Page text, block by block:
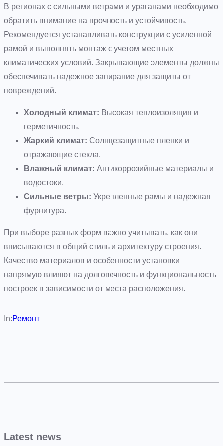
В регионах с сильными ветрами и ураганами необходимо
обратить внимание на прочность и устойчивость.
Рекомендуется устанавливать конструкции с усиленной
рамой и выполнять монтаж с учетом местных
климатических условий. Закрывающие элементы должны
обеспечивать надежное запирание для защиты от
повреждений.
Холодный климат: Высокая теплоизоляция и
герметичность.
Жаркий климат: Солнцезащитные пленки и
отражающие стекла.
Влажный климат: Антикоррозийные материалы и
водостоки.
Сильные ветры: Укрепленные рамы и надежная
фурнитура.
При выборе разных форм важно учитывать, как они
вписываются в общий стиль и архитектуру строения.
Качество материалов и особенности установки
напрямую влияют на долговечность и функциональность
построек в зависимости от места расположения.
In:Ремонт
Latest news